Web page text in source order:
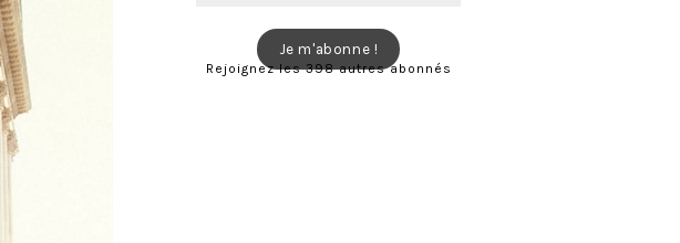
Je m'abonne !
Rejoignez les 398 autres abonnés